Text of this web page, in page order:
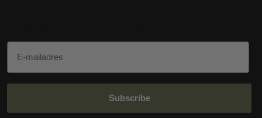
E-mailadres
Subscribe